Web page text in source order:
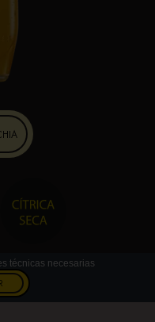
técnicas necesarias